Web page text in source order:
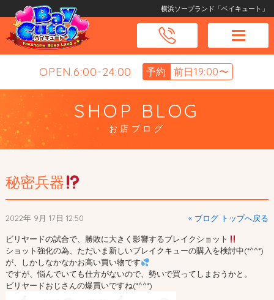
横浜ソープランド「ベイキュート」
OPEN.6:00-24:00 予約 前日19:00〜
SHOP BLOG
お店ブログ
秘密兵器
2022年 9月 17日 12:50 « ブログ トップへ戻る
ビリヤードの試合で、勝敗に大きく影響するブレイクショット
ショット強化の為、ただいま新しいブレイクキューの購入を検討中(*^^*)
が、しかしなかなかお高い買い物です
ですが、悩んでいても仕方がないので、勢いで買ってしまおうかと。
ビリヤードおじさんの爆買いですね(*^^*)